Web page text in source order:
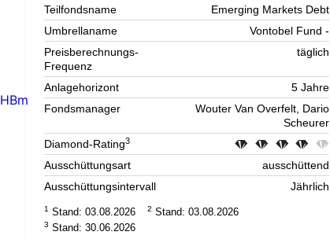
Teilfondsname
Emerging Markets Debt
Umbrellaname
Vontobel Fund -
Preisberechnungs-
Frequenz
täglich
Anlagehorizont
5 Jahre
Fondsmanager
Wouter Van Overfelt, Dario
Scheurer
Diamond-Rating3
Ausschüttungsart
ausschüttend
Ausschüttungsintervall
Jährlich
1 Stand: 03.08.2026 2 Stand: 03.08.2026
3 Stand: 30.06.2026
HBm